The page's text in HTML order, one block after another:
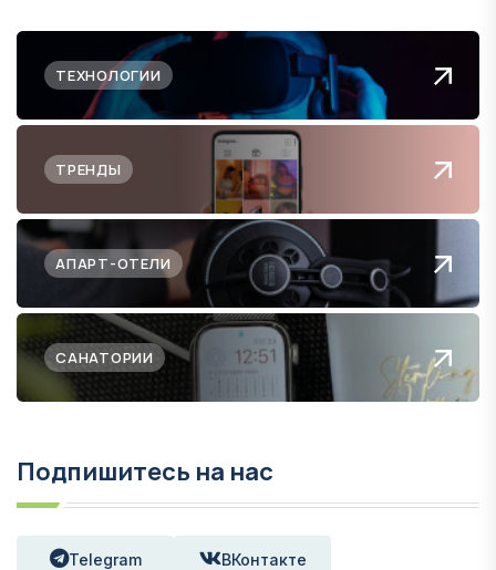
ТЕХНОЛОГИИ
ТРЕНДЫ
АПАРТ-ОТЕЛИ
САНАТОРИИ
Подпишитесь на нас
Telegram ВКонтакте